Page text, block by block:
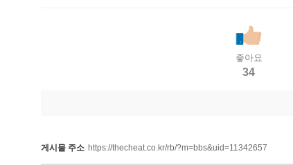
좋아요
34
게시물 주소 https://thecheat.co.kr/rb/?m=bbs&uid=11342657